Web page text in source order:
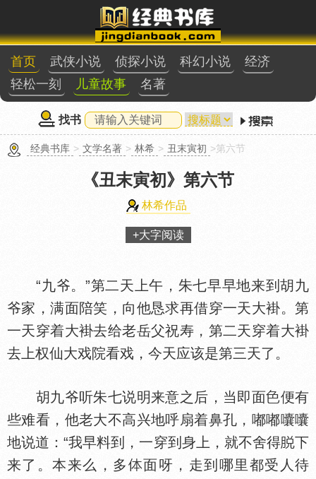
首页 武侠小说 侦探小说 科幻小说
经济
轻松一刻
儿童故事 名著
找书
经典书库 > 文学名著 > 林希 > 丑末寅初 >第六节
《丑末寅初》 第六节
林希作品
+大字阅读
“九爷。”第二天上午，朱七早早地来到胡九
爷家，满面陪笑，向他恳求再借穿一天大褂。第
一天穿着大褂去给老岳父祝寿，第二天穿着大褂
去上权仙大戏院看戏，今天应该是第三天了。
胡九爷听朱七说明来意之后，当即面
便有
些难看，他老大不高兴地呼扇着鼻孔，嘟嘟囔囔
地说道：“我早料到，一穿到身上，就不舍得
下
来了。本来么，多
面呀，走到哪里都受人待